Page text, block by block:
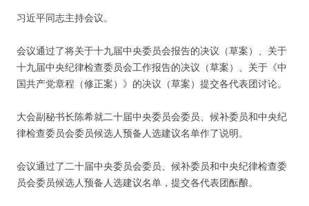
习近平同志主持会议。
会议通过了将关于十九届中央委员会报告的决议（草案）、关于
十九届中央纪律检查委员会工作报告的决议（草案）、关于《中
国共产党章程（修正案）》的决议（草案）提交各代表团讨论。
大会副秘书长陈希就二十届中央委员会委员、候补委员和中央纪
律检查委员会委员候选人预备人选建议名单作了说明。
会议通过了二十届中央委员会委员、候补委员和中央纪律检查委
员会委员候选人预备人选建议名单，提交各代表团酝酿。